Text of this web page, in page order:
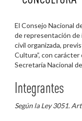
El Consejo Nacional
de representación de
civil organizada,
Cultura”, con
Secretaría Nacional
Integrantes
Según la Ley 3051.